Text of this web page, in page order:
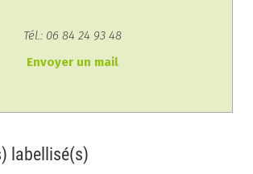
Tél.: 06 84 24 93 48
Envoyer un mail
labellisé(s)